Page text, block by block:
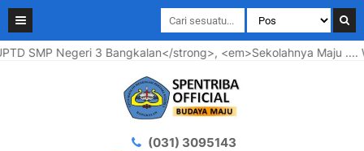
Negeri 3 Bangkalan</strong>, <em>Sekolahnya Maju ....
(031) 3095143